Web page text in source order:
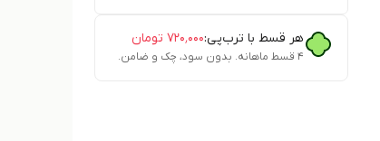
هر قسط با ترب‌پی:۷۲۰٬۰۰۰ تومان
۴ قسط ماهانه. بدون سود، چک و ضامن.